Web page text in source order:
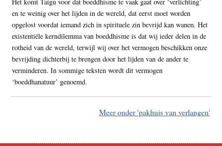
en te weinig over het lijden in de wereld, dat eerst moet worden
opgelost voordat iemand zich in spirituele zin bevrijd kan wanen. Het
existentiële kerndilemma van boeddhisme is dat wij ieder delen in de
rotheid van de wereld, terwijl wij over het vermogen beschikken onze
bevrijding dichterbij te brengen door het lijden van de ander te
verminderen. In sommige teksten wordt dit vermogen
‘boeddhanatuur’ genoemd.
Meer onder 'pakhuis van verlangen'